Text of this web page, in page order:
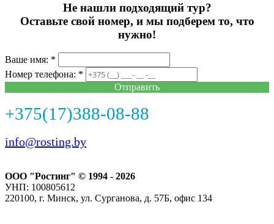
Не нашли подходящий тур?
Оставьте свой номер, и мы подберем то, что
нужно!
Ваше имя: *
Номер телефона: *
Отправить
+375(17)388-08-88
info@rosting.by
ООО "Ростинг" © 1994 - 2026
УНП: 100805612
220100, г. Минск, ул. Сурганова, д. 57Б, офис 134